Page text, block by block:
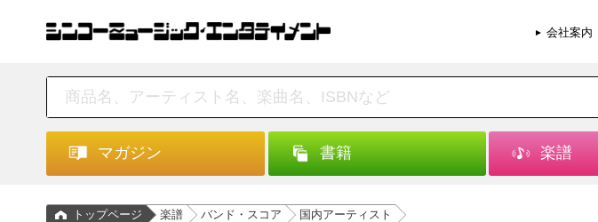
会社案内
マガジン 書籍 楽譜
トップページ 楽譜 バンド・スコア 国内アーティスト